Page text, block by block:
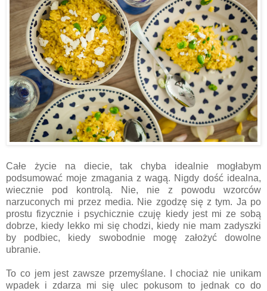
Całe życie na diecie, tak chyba idealnie mogłabym
podsumować moje zmagania z wagą. Nigdy dość idealna,
wiecznie pod kontrolą. Nie, nie z powodu wzorców
narzuconych mi przez media. Nie zgodzę się z tym. Ja po
prostu fizycznie i psychicznie czuję kiedy jest mi ze sobą
dobrze, kiedy lekko mi się chodzi, kiedy nie mam zadyszki
by podbiec, kiedy swobodnie mogę założyć dowolne
ubranie.
To co jem jest zawsze przemyślane. I chociaż nie unikam
wpadek i zdarza mi się ulec pokusom to jednak co do